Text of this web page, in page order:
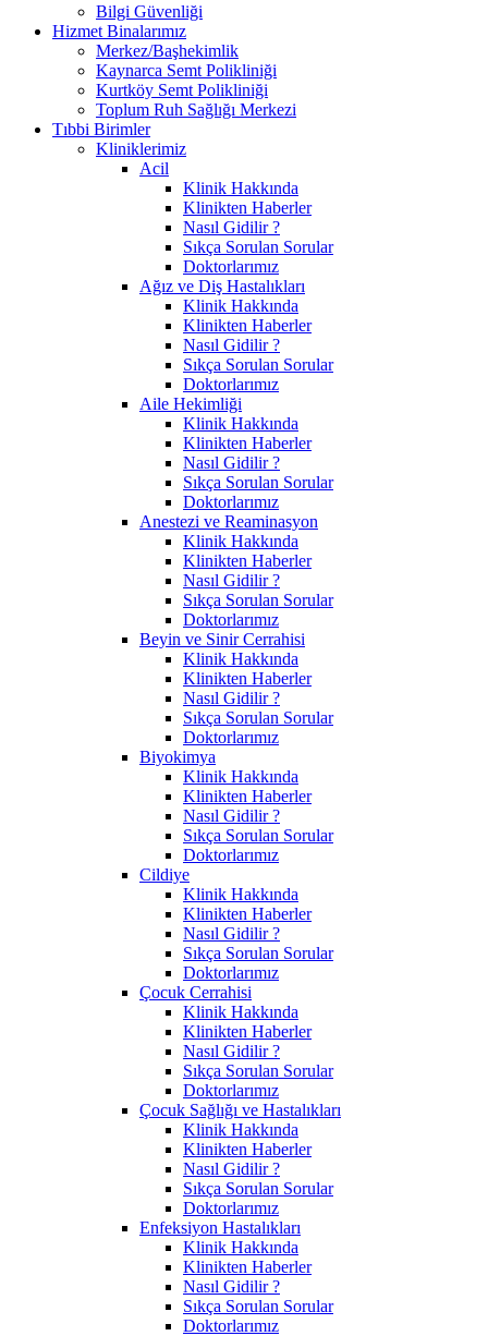
Bilgi Güvenliği
Hizmet Binalarımız
Merkez/Başhekimlik
Kaynarca Semt Polikliniği
Kurtköy Semt Polikliniği
Toplum Ruh Sağlığı Merkezi
Tıbbi Birimler
Kliniklerimiz
Acil
Klinik Hakkında
Klinikten Haberler
Nasıl Gidilir ?
Sıkça Sorulan Sorular
Doktorlarımız
Ağız ve Diş Hastalıkları
Klinik Hakkında
Klinikten Haberler
Nasıl Gidilir ?
Sıkça Sorulan Sorular
Doktorlarımız
Aile Hekimliği
Klinik Hakkında
Klinikten Haberler
Nasıl Gidilir ?
Sıkça Sorulan Sorular
Doktorlarımız
Anestezi ve Reaminasyon
Klinik Hakkında
Klinikten Haberler
Nasıl Gidilir ?
Sıkça Sorulan Sorular
Doktorlarımız
Beyin ve Sinir Cerrahisi
Klinik Hakkında
Klinikten Haberler
Nasıl Gidilir ?
Sıkça Sorulan Sorular
Doktorlarımız
Biyokimya
Klinik Hakkında
Klinikten Haberler
Nasıl Gidilir ?
Sıkça Sorulan Sorular
Doktorlarımız
Cildiye
Klinik Hakkında
Klinikten Haberler
Nasıl Gidilir ?
Sıkça Sorulan Sorular
Doktorlarımız
Çocuk Cerrahisi
Klinik Hakkında
Klinikten Haberler
Nasıl Gidilir ?
Sıkça Sorulan Sorular
Doktorlarımız
Çocuk Sağlığı ve Hastalıkları
Klinik Hakkında
Klinikten Haberler
Nasıl Gidilir ?
Sıkça Sorulan Sorular
Doktorlarımız
Enfeksiyon Hastalıkları
Klinik Hakkında
Klinikten Haberler
Nasıl Gidilir ?
Sıkça Sorulan Sorular
Doktorlarımız